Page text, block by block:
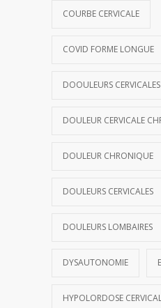
COURBE CERVICALE
COVID FORME LONGUE
DOOULEURS
DOULEUR CERVICALE
DOULEUR CHRONIQUE
DOULEURS CERVICALES
DOULEURS LOMBAIRES
DYSAUTONOMIE
HYPOLORDOSE